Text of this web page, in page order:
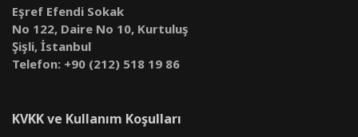
Eşref Efendi Sokak
No 122, Daire No 10, Kurtuluş
Şişli, İstanbul
Telefon: +90 (212) 518 19 86
KVKK ve Kullanım Koşulları